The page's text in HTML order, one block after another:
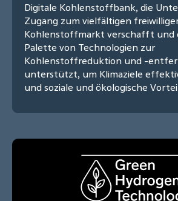
Digitale Kohlenstoffbank, die
Zugang zum vielfältigen
Kohlenstoffmarkt verschafft und
Palette von Technologien zur
Kohlenstoffreduktion und -
unterstützt, um Klimaziele
und soziale und ökologische